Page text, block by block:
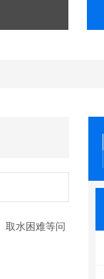
取水困难等问